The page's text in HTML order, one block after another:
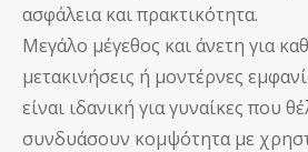
ασφάλεια και πρακτικότητα.
Μεγάλο μέγεθος και άνετη για
μετακινήσεις ή μοντέρνες
είναι ιδανική για γυναίκες που
συνδυάσουν κομψότητα με